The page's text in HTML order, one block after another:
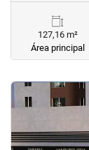
127,16 m²
Área principal
< <<